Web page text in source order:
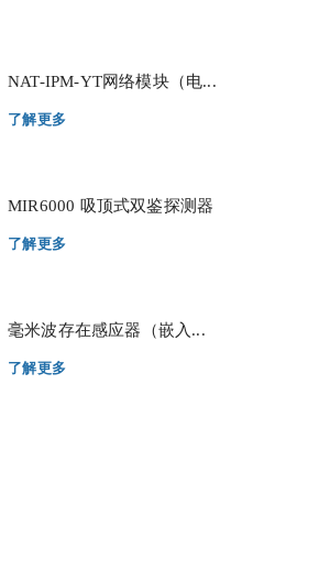
NAT-IPM-YT网络模块（电...
了解更多
MIR6000 吸顶式双鉴探测器
了解更多
毫米波存在感应器（嵌入...
了解更多